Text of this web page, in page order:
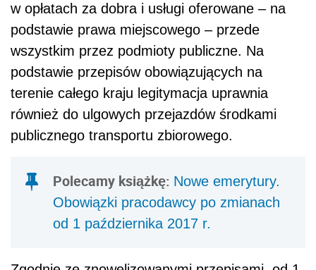
w opłatach za dobra i usługi oferowane – na
podstawie prawa miejscowego – przede
wszystkim przez podmioty publiczne. Na
podstawie przepisów obowiązujących na
terenie całego kraju legitymacja uprawnia
również do ulgowych przejazdów środkami
publicznego transportu zbiorowego.
Polecamy książkę: Nowe emerytury.
Obowiązki pracodawcy po zmianach
od 1 października 2017 r.